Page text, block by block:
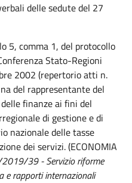
delle sedute del 27
5, comma 1, del protocollo
Stato-Regioni
2002 (repertorio atti n.
del rappresentante del
finanze ai fini del
di gestione e di
nazionale delle tasse
dei servizi. (ECONOMIA
39 - Servizio riforme
e rapporti internazionali